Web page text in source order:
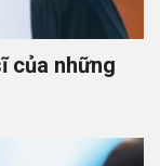
của những